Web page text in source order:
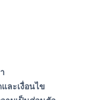
ละเงื่อนไข